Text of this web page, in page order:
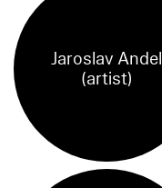
Jaroslav Andel
(artist)